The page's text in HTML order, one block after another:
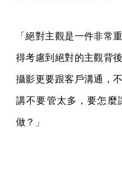
「絕對主觀是一件非常
得考慮到絕對的主觀背
攝影更要跟客戶溝通，
講不要管太多，要怎麼
做？」